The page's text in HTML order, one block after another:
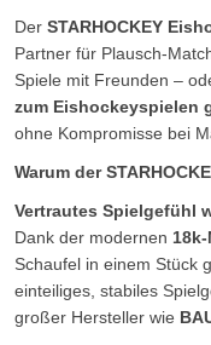
Der STARHOCKEY
Partner für Plausch-
Spiele mit Freunden –
zum Eishockeyspielen
ohne Kompromisse bei
Warum der
Vertrautes Spielgefühl
Dank der modernen
Schaufel in einem Stück
einteiliges, stabiles
großer Hersteller wie